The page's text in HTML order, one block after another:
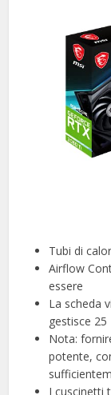
Tubi di
Airflow
essere
La scheda
gestisce 25
Nota:
potente,
I cuscinetti